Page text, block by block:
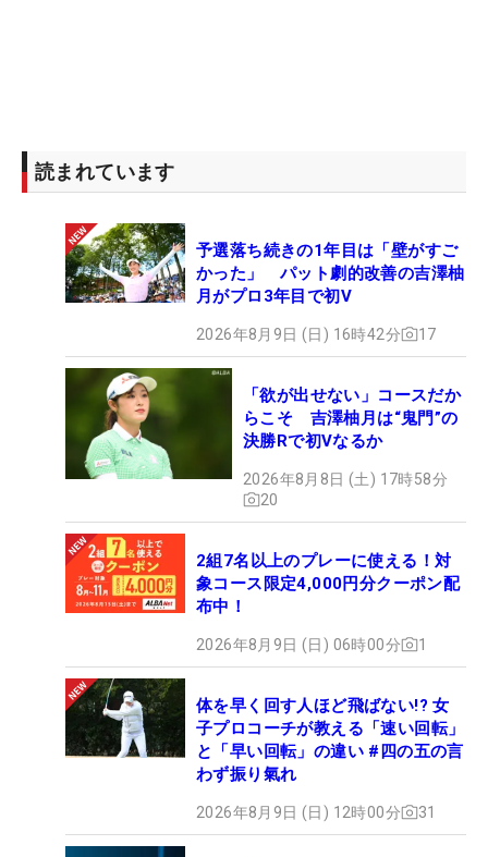
読まれています
予選落ち続きの1年目は「壁がすご
かった」 パット劇的改善の吉澤柚
月がプロ3年目で初V
2026年8月9日 (日) 16時42分 17
「欲が出せない」コースだか
らこそ 吉澤柚月は“鬼門”の
決勝Rで初Vなるか
2026年8月8日 (土) 17時58分
20
2組7名以上のプレーに使える！対
象コース限定4,000円分クーポン配
布中！
2026年8月9日 (日) 06時00分 1
体を早く回す人ほど飛ばない!? 女
子プロコーチが教える「速い回転」
と「早い回転」の違い #四の五の言
わず振り氣れ
2026年8月9日 (日) 12時00分 31